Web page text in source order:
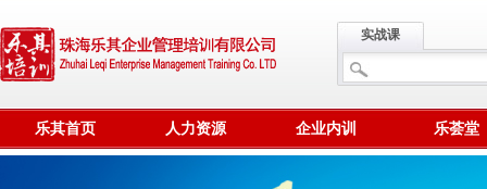
实战课
乐其首页 人力资源 企业内训 乐荟堂